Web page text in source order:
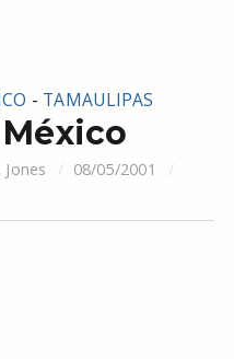
- TAMAULIPAS
08/05/2001